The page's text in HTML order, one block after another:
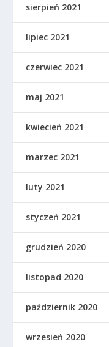
sierpień 2021
lipiec 2021
czerwiec 2021
maj 2021
kwiecień 2021
marzec 2021
luty 2021
styczeń 2021
grudzień 2020
listopad 2020
październik 2020
wrzesień 2020